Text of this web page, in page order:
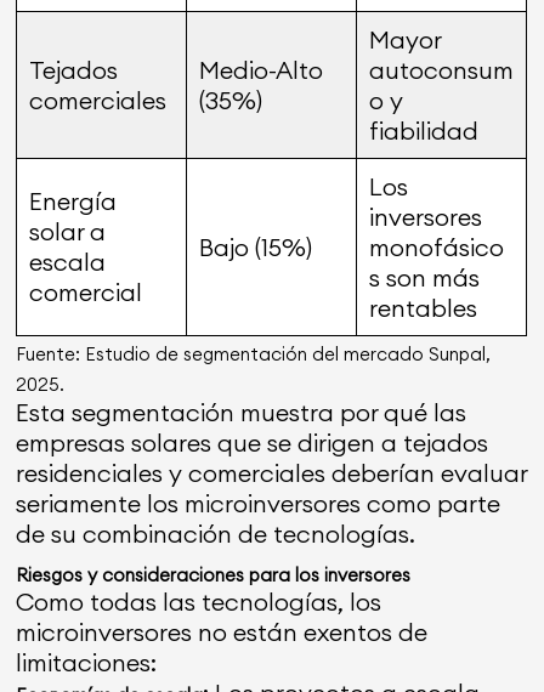
Tejados
comerciales
Medio-Alto
(35%)
Mayor
autoconsum
o y
fiabilidad
Energía
solar a
escala
comercial
Bajo (15%)
Los
inversores
monofásico
s son más
rentables
Fuente: Estudio de segmentación del mercado Sunpal,
2025.
Esta segmentación muestra por qué las
empresas solares que se dirigen a tejados
residenciales y comerciales deberían evaluar
seriamente los microinversores como parte
de su combinación de tecnologías.
Riesgos y consideraciones para los inversores
Como todas las tecnologías, los
microinversores no están exentos de
limitaciones: